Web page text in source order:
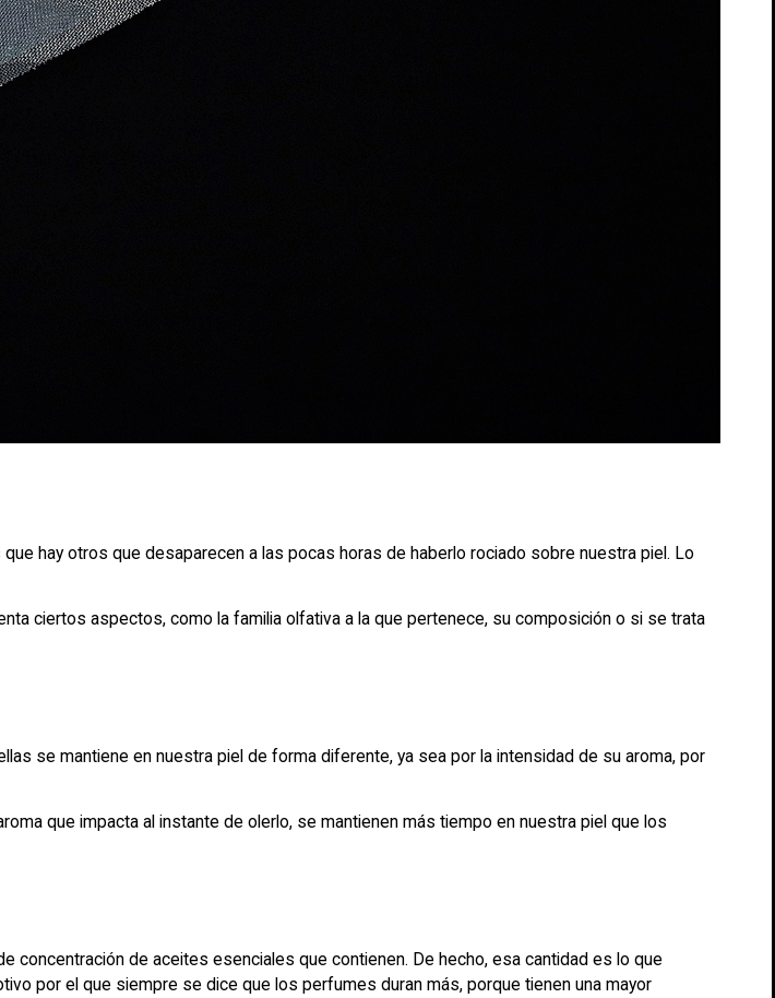
hay otros que desaparecen a las pocas horas de haberlo rociado sobre nuestra piel. Lo
ciertos aspectos, como la familia olfativa a la que pertenece, su composición o si se trata
se mantiene en nuestra piel de forma diferente, ya sea por la intensidad de su aroma, por
que impacta al instante de olerlo, se mantienen más tiempo en nuestra piel que los
concentración de aceites esenciales que contienen. De hecho, esa cantidad es lo que
por el que siempre se dice que los perfumes duran más, porque tienen una mayor